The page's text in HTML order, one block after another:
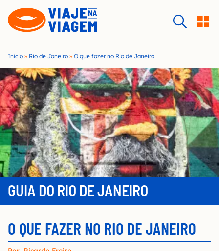
c
o
n
t
e
n
t
Início » Rio de Janeiro » O que fazer no Rio de Janeiro
GUIA DO RIO DE JANEIRO
O QUE FAZER NO RIO DE JANEIRO